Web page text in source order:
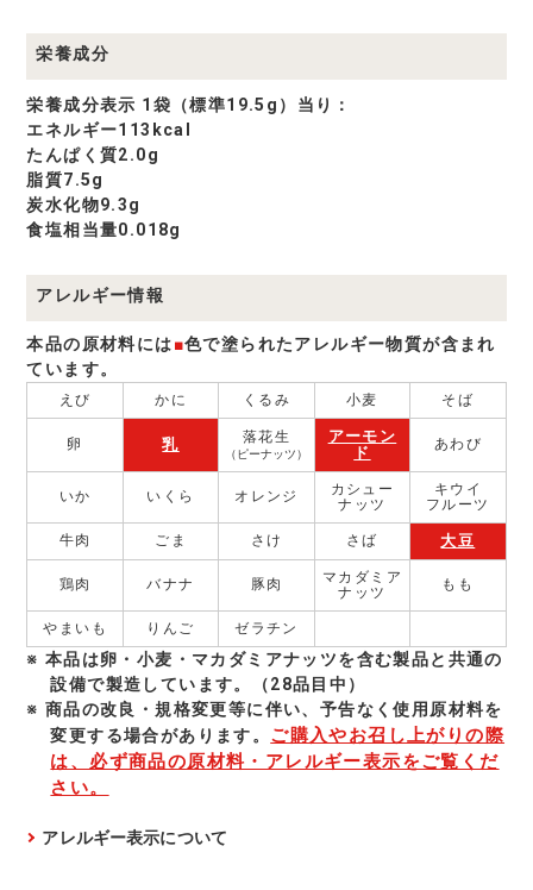
栄養成分
栄養成分表示 1袋（標準19.5g）当り：
エネルギー113kcal
たんぱく質2.0g
脂質7.5g
炭水化物9.3g
食塩相当量0.018g
アレルギー情報
本品の原材料には■色で塗られたアレルギー物質が含まれ
ています。
えび かに くるみ 小麦 そば
卵 乳 落花生
（ピーナッツ）
アーモン
ド
あわび
いか いくら オレンジ
カシュー
ナッツ
キウイ
フルーツ
牛肉 ごま さけ さば 大豆
鶏肉 バナナ 豚肉
マカダミア
ナッツ
もも
やまいも りんご ゼラチン
本品は卵・小麦・マカダミアナッツを含む製品と共通の
設備で製造しています。（28品目中）
商品の改良・規格変更等に伴い、予告なく使⽤原材料を
変更する場合があります。 ご購入やお召し上がりの際
は、必ず商品の原材料・アレルギー表示をご覧くだ
さい。
アレルギー表示について